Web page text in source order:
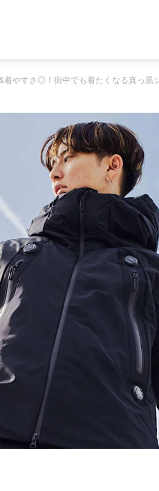
着やすさ◎！街中でも着たくなる真っ黒